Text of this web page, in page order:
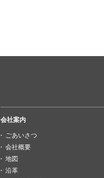
会社案内
ごあいさつ
会社概要
地図
沿革